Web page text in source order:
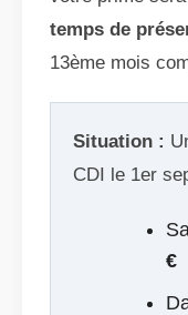
temps de
13ème mois
Situation :
CDI le 1er
€